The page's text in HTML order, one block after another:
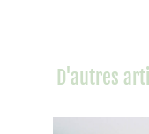
D'autres